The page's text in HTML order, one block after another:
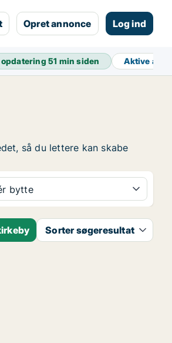
Opret annonce Log ind
opdatering51 min siden Aktive
så du lettere kan skabe
bytte
Sorter søgeresultat